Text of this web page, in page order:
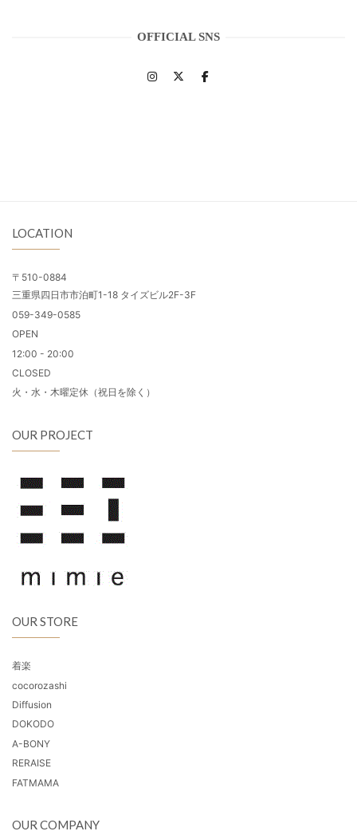
OFFICIAL SNS
LOCATION
〒510-0884
三重県四日市市泊町1-18 タイズビル2F-3F
059-349-0585
OPEN
12:00 - 20:00
CLOSED
火・水・木曜定休（祝日を除く）
OUR PROJECT
OUR STORE
着楽
cocorozashi
Diffusion
DOKODO
A-BONY
RERAISE
FATMAMA
OUR COMPANY